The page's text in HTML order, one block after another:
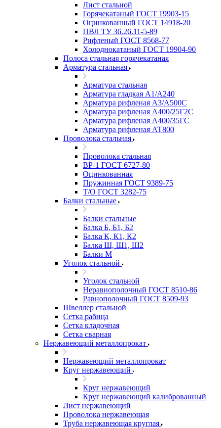
Лист стальной
Горячекатаный ГОСТ 19903-15
Оцинкованный ГОСТ 14918-20
ПВЛ ТУ 36.26.11-5-89
Рифленый ГОСТ 8568-77
Холоднокатаный ГОСТ 19904-90
Полоса стальная горячекатаная
Арматура стальная
Арматура стальная
Арматура гладкая А1/А240
Арматура рифленая А3/А500С
Арматура рифленая А400/25Г2С
Арматура рифленая А400/35ГС
Арматура рифленая АТ800
Проволока стальная
Проволока стальная
ВР-1 ГОСТ 6727-80
Оцинкованная
Пружинная ГОСТ 9389-75
Т/О ГОСТ 3282-75
Балки стальные
Балки стальные
Балка Б, Б1, Б2
Балка К, К1, К2
Балка Ш, Ш1, Ш2
Балки М
Уголок стальной
Уголок стальной
Неравнополочный ГОСТ 8510-86
Равнополочный ГОСТ 8509-93
Швеллер стальной
Сетка рабица
Сетка кладочная
Сетка сварная
Нержавеющий металлопрокат
Нержавеющий металлопрокат
Круг нержавеющий
Круг нержавеющий
Круг нержавеющий калиброванный
Лист нержавеющий
Проволока нержавеющая
Труба нержавеющая круглая